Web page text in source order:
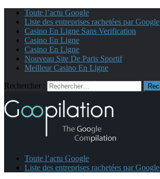
Toute l’actu Google
Liste des entreprises rachetées par Google
Casino En Ligne Sans Verification
Casino En Ligne
Casino En Ligne
Nouveau Site De Paris Sportif
Meilleur Casino En Ligne
Rechercher :
Toute l’actu Google
Liste des entreprises rachetées par Google